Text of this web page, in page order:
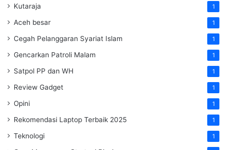
Kutaraja 1
Aceh besar 1
Cegah Pelanggaran Syariat Islam 1
Gencarkan Patroli Malam 1
Satpol PP dan WH 1
Review Gadget 1
Opini 1
Rekomendasi Laptop Terbaik 2025 1
Teknologi 1